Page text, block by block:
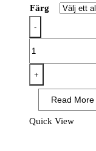
Färg
-
WX2
Eco
Softshell
(2L)
+
Read More
Quick View